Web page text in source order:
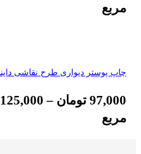
مربع
چاپ پوستر دیواری طرح نقاشی
97,000 تومان –
125,000
مربع